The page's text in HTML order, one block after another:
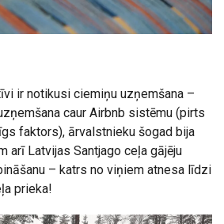
ir notikusi ciemiņu uzņemšana –
caur Airbnb sistēmu (pirts
faktors), ārvalstnieku šogad bija
arī Latvijas Santjago ceļa gājēju
– katrs no viņiem atnesa līdzi
prieka!